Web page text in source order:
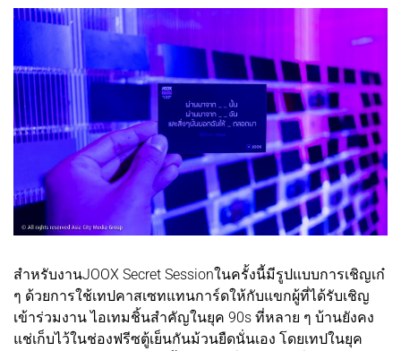
สำหรับงานJOOX Secret Sessionในครั้งนี้มีรูปแบบการเชิญเก๋
ๆ ด้วยการใช้เทปคาสเซทแทนการ์ดให้กับแขกผู้ที่ได้รับเชิญ
เข้าร่วมงาน ไอเทมชิ้นสำคัญในยุค 90s ที่หลาย ๆ บ้านยังคง
แช่เก็บไว้ในช่องฟรีซตู้เย็นกันม้วนยืดนั่นเอง โดยเทปในยุค